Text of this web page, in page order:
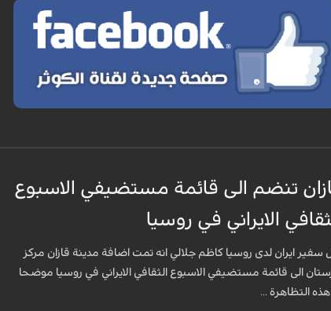
تنضم الى قائمة مستضيفي الاسبوع
الايراني في روسيا
سفير ايران لدى روسيا كاظم جلالي انه تمت اضافة مدينة قازان مركز
الى قائمة مستضيفي الاسبوع الثقافي الايراني في روسيا موضحا
هذه التظاهرة ...